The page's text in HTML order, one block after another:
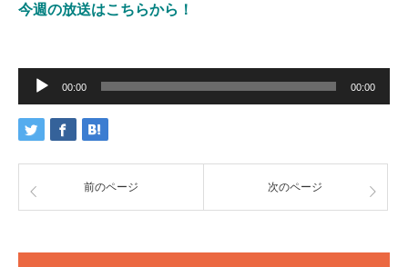
今週の放送はこちらから！
ー
ヤ
00:00 00:00
前のページ 次のページ